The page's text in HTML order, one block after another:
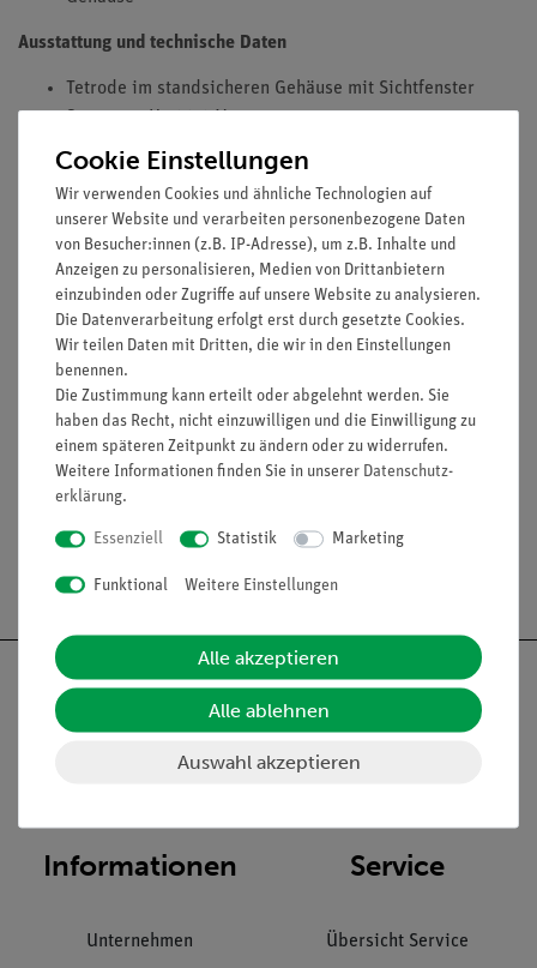
Ausstattung und technische Daten
Tetrode im standsicheren Gehäuse mit Sichtfenster
Spannung U3 5,0 V
Spannung UH 4,3 V
Ausgangsstrom max. 10 μA
Versuche
Zubehör
Media / Downloads
Versandkostenfrei ab 300,- €
Nach oben
Informationen
Unternehmen
Service
Übersicht Service
Cookie Einstellungen
Wir verwenden Cookies und ähnliche Technologien auf
unserer Website und verarbeiten personenbezogene Daten
von Besucher:innen (z.B. IP-Adresse), um z.B. Inhalte und
Anzeigen zu personalisieren, Medien von Drittanbietern
einzubinden oder Zugriffe auf unsere Website zu analysieren.
Die Datenverarbeitung erfolgt erst durch gesetzte Cookies.
Wir teilen Daten mit Dritten, die wir in den Einstellungen
benennen.
Die Zustimmung kann erteilt oder abgelehnt werden. Sie
haben das Recht, nicht einzuwilligen und die Einwilligung zu
einem späteren Zeitpunkt zu ändern oder zu widerrufen.
Weitere Informationen finden Sie in unserer Daten­schutz­
erklärung.
Essenziell Statistik Marketing
Funktional Weitere Einstellungen
Alle akzeptieren
Alle ablehnen
Auswahl akzeptieren